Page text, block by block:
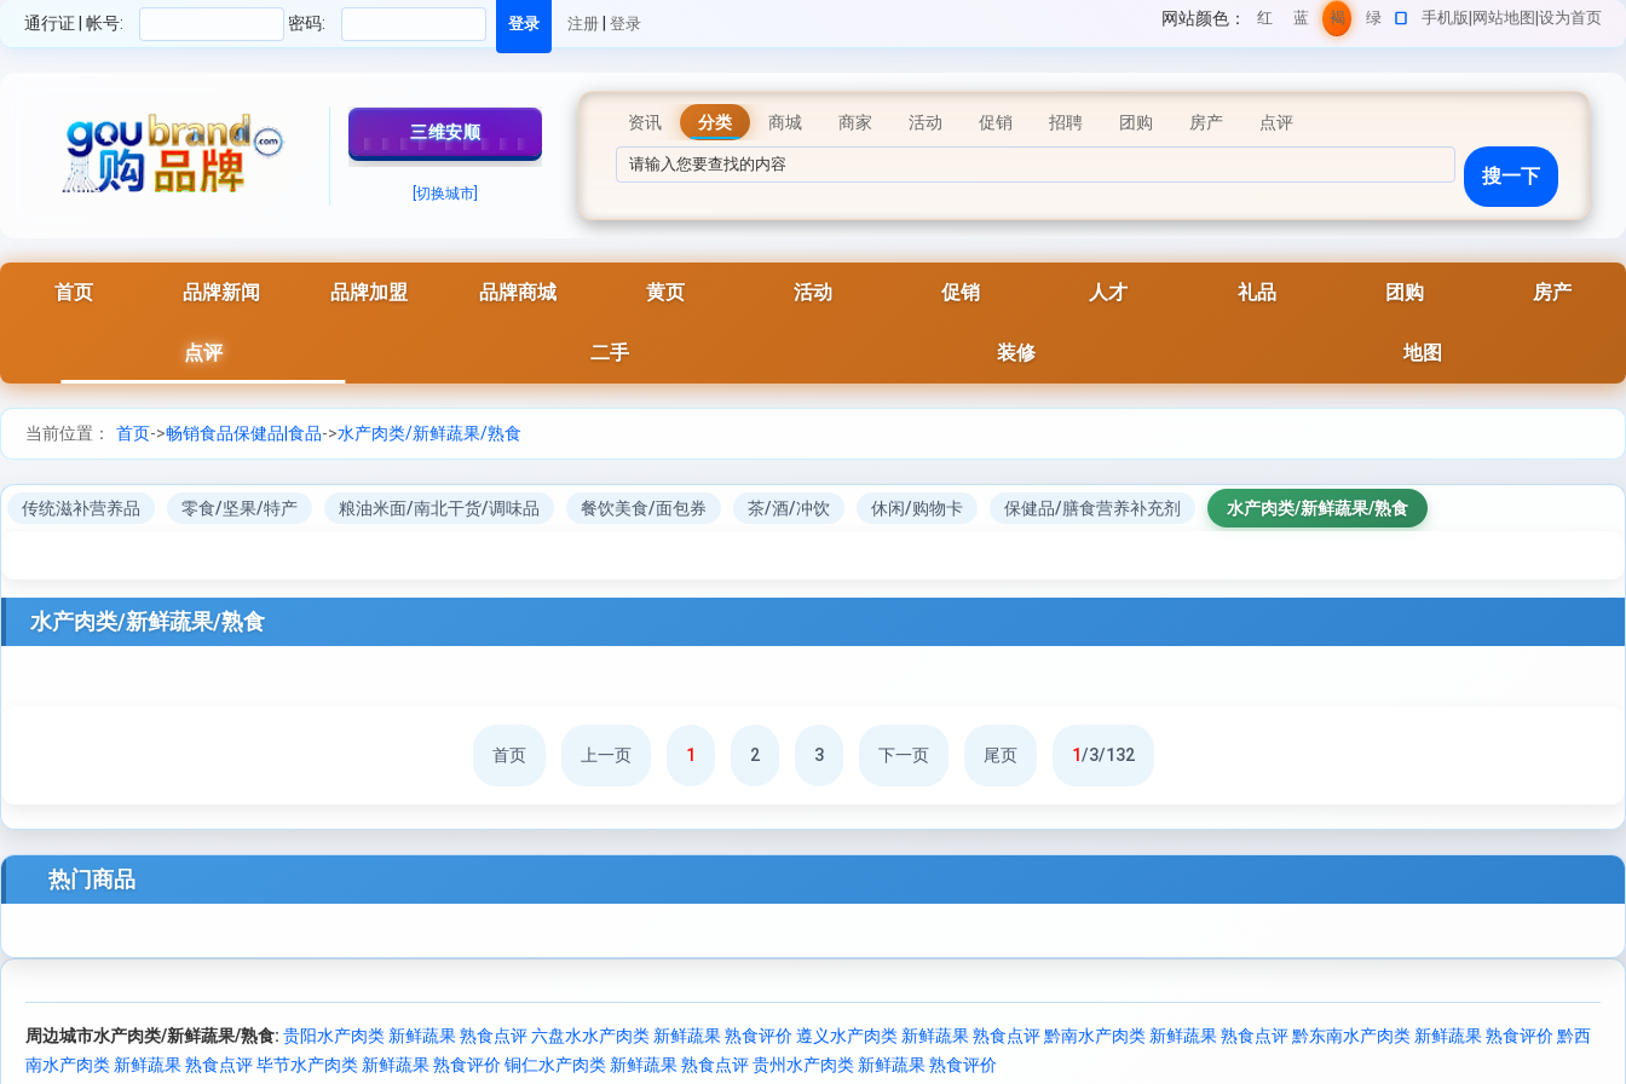
通行证 | 帐号: 密码: 注册 登录 手机版 网站地图 设为首页
红
色
蓝
色
褐
色
绿
色
网站颜色：
三维安顺
[切换城市]
资讯 分类 商城 商家 活动 促销 招聘 团购 房产 点评
首页 品牌新闻 品牌加盟 品牌商城 黄页 活动 促销 人才 礼品 团购 房产
点评 二手 装修 地图
当前位置： 首页->畅销食品保健品|食品->水产肉类/新鲜蔬果/熟食
传统滋补营养品 零食/坚果/特产 粮油米面/南北干货/调味品 餐饮美食/面包券 茶/酒/冲饮 休闲/购物卡 保健品/膳食营养补充剂 水产肉类/新鲜蔬果/熟食
水产肉类/新鲜蔬果/熟食
首页 上一页 1 2 3 下一页 尾页 1/3/132
热门商品
周边城市水产肉类/新鲜蔬果/熟食: 贵阳水产肉类 新鲜蔬果 熟食点评六盘水水产肉类 新鲜蔬果 熟食评价遵义水产肉类 新鲜蔬果 熟食点评黔南水产肉类 新鲜蔬果 熟食点评黔东南水产肉类 新鲜蔬果 熟食评价黔西
南水产肉类 新鲜蔬果 熟食点评毕节水产肉类 新鲜蔬果 熟食评价铜仁水产肉类 新鲜蔬果 熟食点评贵州水产肉类 新鲜蔬果 熟食评价